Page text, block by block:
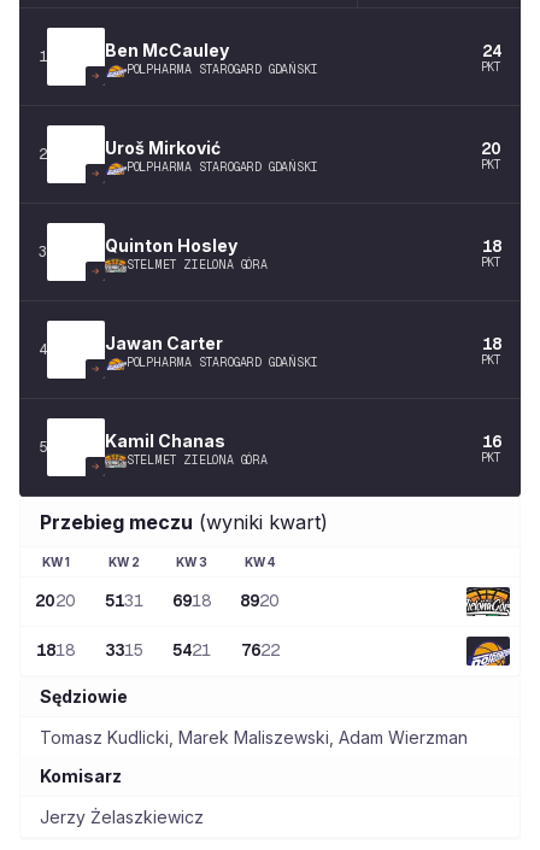
1 Ben McCauley
POLPHARMA STAROGARD GDAŃSKI
24
PKT
2 Uroš Mirković
POLPHARMA STAROGARD GDAŃSKI
20
PKT
3 Quinton Hosley
STELMET ZIELONA GÓRA
18
PKT
4 Jawan Carter
POLPHARMA STAROGARD GDAŃSKI
18
PKT
5 Kamil Chanas
STELMET ZIELONA GÓRA
16
PKT
Przebieg meczu (wyniki kwart)
KW1 KW 2 KW3 KW4
2020 5131 6918 8920
1818 3315 5421 7622
Sędziowie
Tomasz Kudlicki Marek Maliszewski Adam Wierzman
Komisarz
Jerzy Żelaszkiewicz